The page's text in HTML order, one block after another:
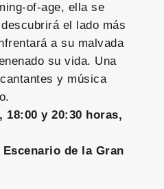
of-age, ella se
el lado más
a su malvada
su vida. Una
y música
y 20:30 horas,
de la Gran